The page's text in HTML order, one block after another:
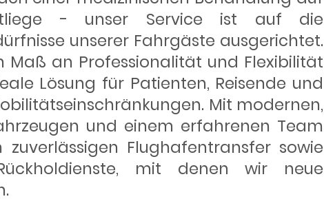
- unser Service ist auf die
unserer Fahrgäste ausgerichtet.
Maß an Professionalität und Flexibilität
Lösung für Patienten, Reisende und
Mit modernen,
und einem erfahrenen Team
Flughafentransfer sowie
mit denen wir neue